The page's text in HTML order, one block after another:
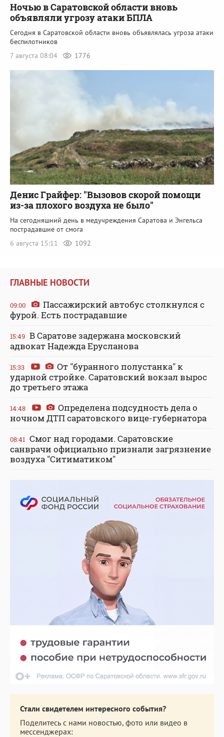
Ночью в Саратовской области вновь
объявляли угрозу атаки БПЛА
Сегодня в Саратовской области вновь объявлялась угроза атаки
беспилотников
7 августа 08:04
1776
Денис Грайфер: "Вызовов скорой помощи
из-за плохого воздуха не было"
На сегодняшний день в медучреждения Саратова и Энгельса
пострадавшие от смога
6 августа 15:11
1092
ГЛАВНЫЕ НОВОСТИ
09:00
Пассажирский автобус столкнулся с
фурой. Есть пострадавшие
15:49 В Саратове задержана московский
адвокат Надежда Ерусланова
15:33
От "буранного полустанка" к
ударной стройке. Саратовский вокзал вырос
до третьего этажа
14:48
Определена подсудность дела о
ночном ДТП саратовского вице-губернатора
08:41 Смог над городами. Саратовские
санврачи официально признали загрязнение
воздуха "Ситиматиком"
Стали свидетелем интересного события?
Поделитесь с нами новостью, фото или видео в
мессенджерах: